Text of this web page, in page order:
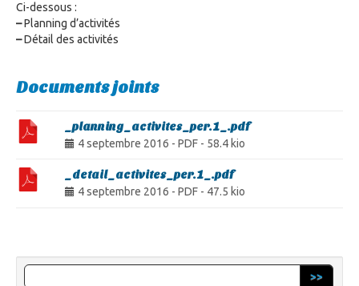
Ci-dessous :
–Planning d’activités
–Détail des activités
Documents joints
_planning_activites_per.1_.pdf
4 septembre 2016 - PDF - 58.4 kio
_detail_activites_per.1_.pdf
4 septembre 2016 - PDF - 47.5 kio
>>